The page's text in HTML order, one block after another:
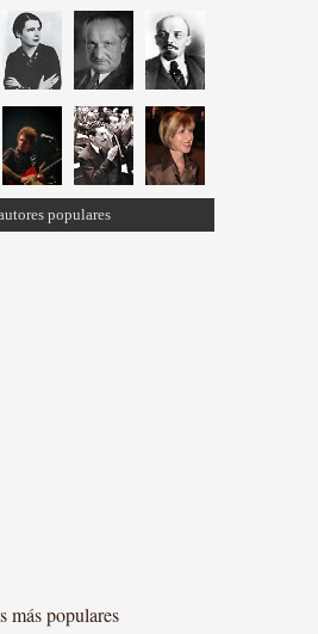
populares
más populares